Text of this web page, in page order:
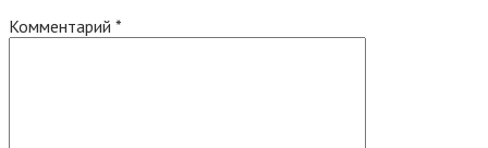
Комментарий *